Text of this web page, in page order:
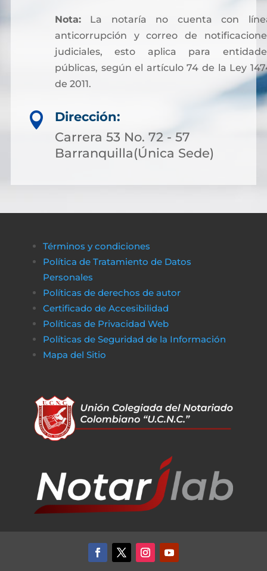
Nota:La notaría no cuenta con
anticorrupción y correo de
judiciales, esto aplica para
públicas, según el artículo 74 de la Ley
de 2011.
Sin embargo, para facilitar otros trámites y
pagos asociados a servicios notariales, hoy
es posible acceder a soluciones financieras
más flexibles. Muchas personas optan por
de financiamiento rápido y transparente,
administrativo pueda completarse sin
obstáculos económicos.
De la misma manera, en
jugadores pueden disfrutar de un entorno
de juego claro y sin complicaciones. Al igual
las transacciones son seguras y rápidas, lo
que permite a los jugadores concentrarse
en lo que más importa: la experiencia de
en el del entretenimiento en línea, la
transparencia y la eficiencia son clave para
garantizar que todo funcione sin

Dirección:
Carrera 53 No. 72 - 57
Barranquilla(Única Sede)
Términos y condiciones
Política de Tratamiento de Datos
Personales
Políticas de derechos de autor
Certificado de Accesibilidad
Políticas de Privacidad Web
Políticas de Seguridad de la Información
Mapa del Sitio